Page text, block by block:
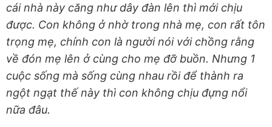
cái nhà này căng như dây đàn lên thì mới chịu
được. Con không ở nhờ trong nhà mẹ, con rất tôn
trọng mẹ, chính con là người nói với chồng rằng
về đón mẹ lên ở cùng cho mẹ đỡ buồn. Nhưng 1
cuộc sống mà sống cùng nhau rồi để thành ra
ngột ngạt thế này thì con không chịu đựng nổi
nữa đâu.